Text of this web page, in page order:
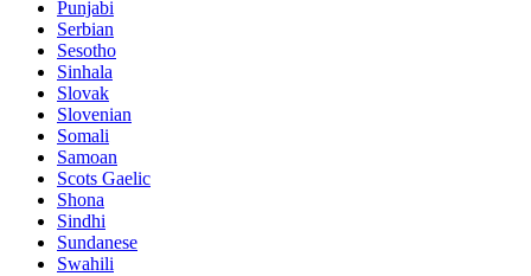
Punjabi
Serbian
Sesotho
Sinhala
Slovak
Slovenian
Somali
Samoan
Scots Gaelic
Shona
Sindhi
Sundanese
Swahili